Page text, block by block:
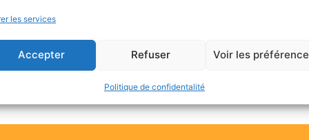
les services
Accepter Refuser Voir les
Politique de confidentalité
Jaune Sardine
etCannes cinéma , Pôles régionaux d’éducation